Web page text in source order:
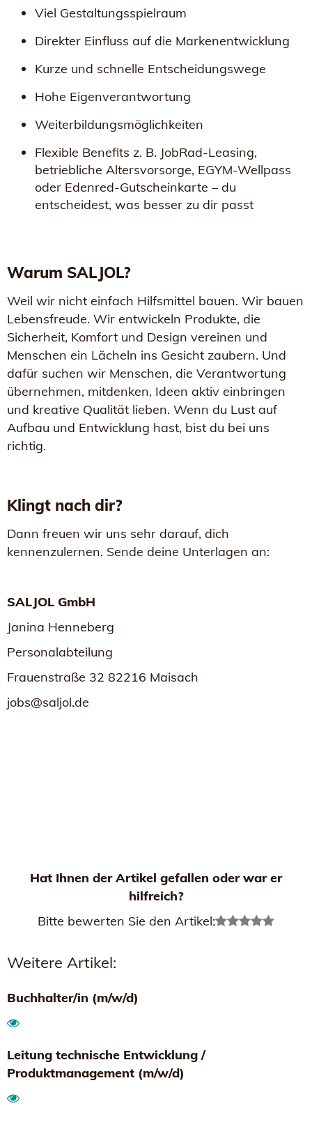
Viel Gestaltungsspielraum
Direkter Einfluss auf die Markenentwicklung
Kurze und schnelle Entscheidungswege
Hohe Eigenverantwortung
Weiterbildungsmöglichkeiten
Flexible Benefits z. B. JobRad-Leasing,
betriebliche Altersvorsorge, EGYM-Wellpass
oder Edenred-Gutscheinkarte – du
entscheidest, was besser zu dir passt
Warum SALJOL?
Weil wir nicht einfach Hilfsmittel bauen. Wir bauen
Lebensfreude. Wir entwickeln Produkte, die
Sicherheit, Komfort und Design vereinen und
Menschen ein Lächeln ins Gesicht zaubern. Und
dafür suchen wir Menschen, die Verantwortung
übernehmen, mitdenken, Ideen aktiv einbringen
und kreative Qualität lieben. Wenn du Lust auf
Aufbau und Entwicklung hast, bist du bei uns
richtig.
Klingt nach dir?
Dann freuen wir uns sehr darauf, dich
kennenzulernen. Sende deine Unterlagen an:
SALJOL GmbH
Janina Henneberg
Personalabteilung
Frauenstraße 32 82216 Maisach
jobs@saljol.de
Hat Ihnen der Artikel gefallen oder war er
hilfreich?
Bitte bewerten Sie den Artikel:
Weitere Artikel:
Buchhalter/in (m/w/d)
Leitung technische Entwicklung /
Produktmanagement (m/w/d)